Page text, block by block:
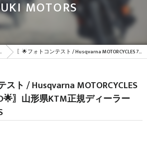
MOTORS
〖🌟フォトコンテスト / Husqvarna MOTORCYCLES 701 SUPER MOTO🌟〗山形県KTM正規ディーラー SUZUKI MOTORS
ト / Husqvarna MOTORCYCLES
〗山形県KTM正規ディーラー